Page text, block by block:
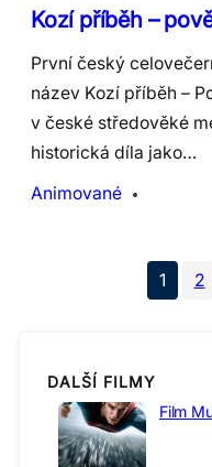
Kozí příběh –
První český
název Kozí příběh –
v české středověké
historická díla jako…
Animované
1 2
DALŠÍ FILMY
Film